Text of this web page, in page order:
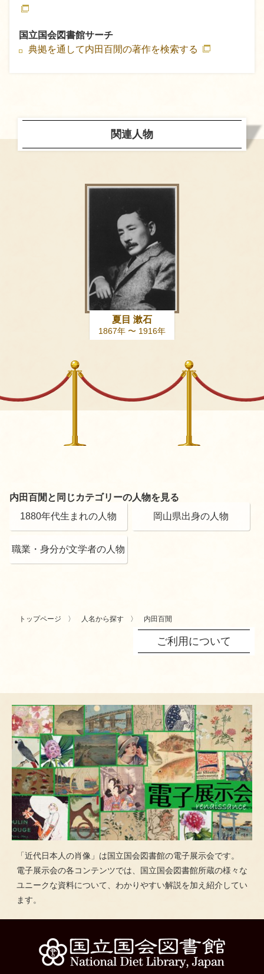
国立国会図書館サーチ
典拠を通して内田百閒の著作を検索する
関連人物
夏目 漱石
1867年 〜 1916年
内田百閒と同じカテゴリーの人物を見る
1880年代生まれの人物
岡山県出身の人物
職業・身分が文学者の人物
トップページ 人名から探す 内田百閒
ご利用について
「近代日本人の肖像」は国立国会図書館の電子展示会です。
電子展示会の各コンテンツでは、国立国会図書館所蔵の様々な
ユニークな資料について、わかりやすい解説を加え紹介してい
ます。